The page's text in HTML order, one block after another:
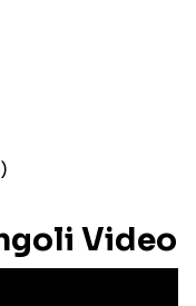
Video